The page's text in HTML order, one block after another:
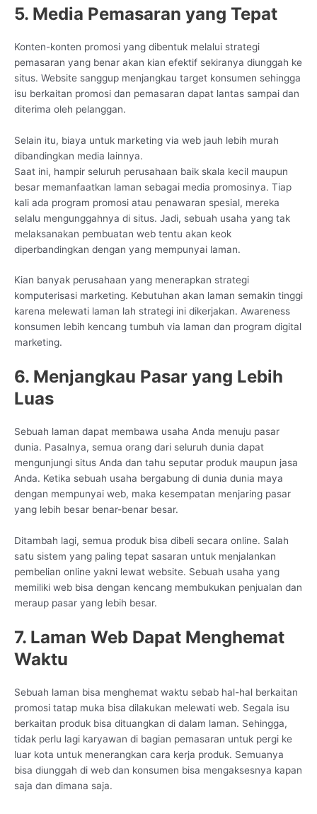
5. Media Pemasaran yang Tepat
Konten-konten promosi yang dibentuk melalui strategi
pemasaran yang benar akan kian efektif sekiranya diunggah ke
situs. Website sanggup menjangkau target konsumen sehingga
isu berkaitan promosi dan pemasaran dapat lantas sampai dan
diterima oleh pelanggan.
Selain itu, biaya untuk marketing via web jauh lebih murah
dibandingkan media lainnya.
Saat ini, hampir seluruh perusahaan baik skala kecil maupun
besar memanfaatkan laman sebagai media promosinya. Tiap
kali ada program promosi atau penawaran spesial, mereka
selalu mengunggahnya di situs. Jadi, sebuah usaha yang tak
melaksanakan pembuatan web tentu akan keok
diperbandingkan dengan yang mempunyai laman.
Kian banyak perusahaan yang menerapkan strategi
komputerisasi marketing. Kebutuhan akan laman semakin tinggi
karena melewati laman lah strategi ini dikerjakan. Awareness
konsumen lebih kencang tumbuh via laman dan program digital
marketing.
6. Menjangkau Pasar yang Lebih
Luas
Sebuah laman dapat membawa usaha Anda menuju pasar
dunia. Pasalnya, semua orang dari seluruh dunia dapat
mengunjungi situs Anda dan tahu seputar produk maupun jasa
Anda. Ketika sebuah usaha bergabung di dunia dunia maya
dengan mempunyai web, maka kesempatan menjaring pasar
yang lebih besar benar-benar besar.
Ditambah lagi, semua produk bisa dibeli secara online. Salah
satu sistem yang paling tepat sasaran untuk menjalankan
pembelian online yakni lewat website. Sebuah usaha yang
memiliki web bisa dengan kencang membukukan penjualan dan
meraup pasar yang lebih besar.
7. Laman Web Dapat Menghemat
Waktu
Sebuah laman bisa menghemat waktu sebab hal-hal berkaitan
promosi tatap muka bisa dilakukan melewati web. Segala isu
berkaitan produk bisa dituangkan di dalam laman. Sehingga,
tidak perlu lagi karyawan di bagian pemasaran untuk pergi ke
luar kota untuk menerangkan cara kerja produk. Semuanya
bisa diunggah di web dan konsumen bisa mengaksesnya kapan
saja dan dimana saja.